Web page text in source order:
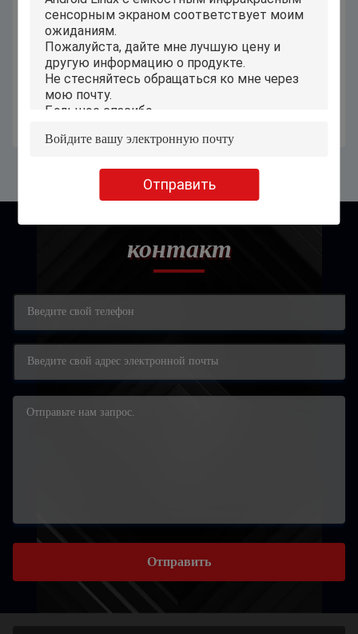
Отправить
ПК Виндовс ПиПО С11 мини,
промышленный небольшой
экран касания мини компьютера
10,1» промышленных ПК панели
андроида с разрешением экрана
контакт
Отправить